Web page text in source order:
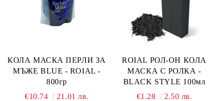
КОЛА МАСКА ПЕРЛИ ЗА
МЪЖЕ BLUE - ROIAL -
800гр
€10.74
21.01 лв.
ROIAL РОЛ-ОН КОЛА
МАСКА С РОЛКА -
BLACK STYLE 100мл
€1.28
2.50 лв.